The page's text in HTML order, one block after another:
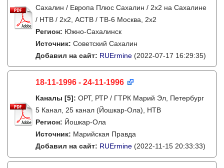
Сахалин / Европа Плюс Сахалин / 2х2 на Сахалине
/ НТВ / 2х2, АСТВ / ТВ-6 Москва, 2х2
Регион: Южно-Сахалинск
Источник: Советский Сахалин
Добавил на сайт: RUErmine (2022-07-17 16:29:35)
18-11-1996 - 24-11-1996
Каналы [5]: ОРТ, РТР / ГТРК Марий Эл, Петербург
5 Канал, 25 канал (Йошкар-Ола), НТВ
Регион: Йошкар-Ола
Источник: Марийская Правда
Добавил на сайт: RUErmine (2022-11-15 20:33:33)